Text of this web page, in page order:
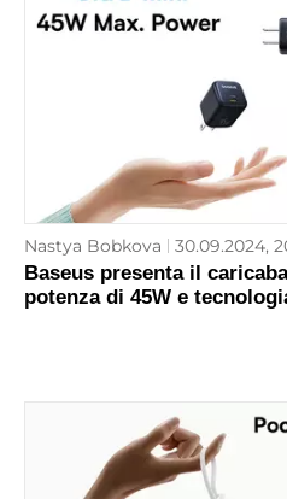
Nastya Bobkova 30.09.2024,
Baseus presenta il
potenza di 45W e